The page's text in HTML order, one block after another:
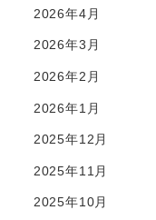
2026年4月
2026年3月
2026年2月
2026年1月
2025年12月
2025年11月
2025年10月